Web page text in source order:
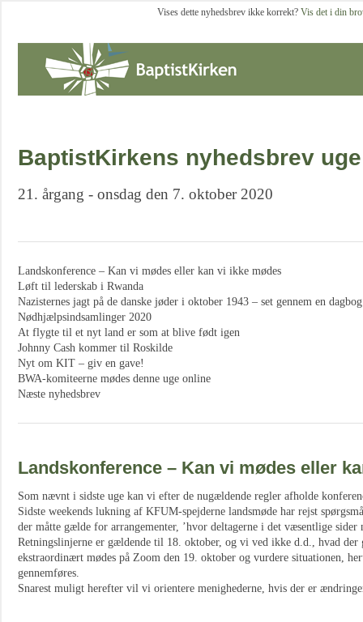
Vises dette nyhedsbrev ikke korrekt? Vis det i din
BaptistKirkens nyhedsbrev
21. årgang - onsdag den 7. oktober 2020
Landskonference – Kan vi mødes eller kan vi ikke mødes
Løft til lederskab i Rwanda
Nazisternes jagt på de danske jøder i oktober 1943 – set gennem en dagbog
Nødhjælpsindsamlinger 2020
At flygte til et nyt land er som at blive født igen
Johnny Cash kommer til Roskilde
Nyt om KIT – giv en gave!
BWA-komiteerne mødes denne uge online
Næste nyhedsbrev
Landskonference – Kan vi mødes eller
Som nævnt i sidste uge kan vi efter de nugældende regler afholde
Sidste weekends lukning af KFUM-spejderne landsmøde har rejst
der måtte gælde for arrangementer, ’hvor deltagerne i det væsentlige sider
Retningslinjerne er gældende til 18. oktober, og vi ved ikke d.d., hvad
ekstraordinært mødes på Zoom den 19. oktober og vurdere situationen,
gennemføres.
Snarest muligt herefter vil vi orientere menighederne, hvis der er